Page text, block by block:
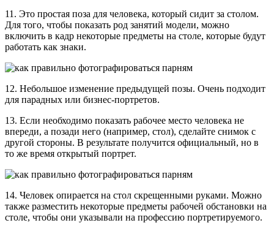
11. Это простая поза для человека, который сидит за столом.
Для того, чтобы показать род занятий модели, можно
включить в кадр некоторые предметы на столе, которые будут
работать как знаки.
12. Небольшое изменение предыдущей позы. Очень подходит
для парадных или бизнес-портретов.
13. Если необходимо показать рабочее место человека не
впереди, а позади него (например, стол), сделайте снимок с
другой стороны. В результате получится официальный, но в
то же время открытый портрет.
14. Человек опирается на стол скрещенными руками. Можно
также разместить некоторые предметы рабочей обстановки на
столе, чтобы они указывали на профессию портретируемого.